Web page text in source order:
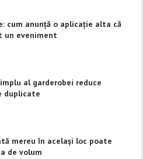
cum anunță o aplicație alta că
un eveniment
al garderobei reduce
duplicate
mereu în același loc poate
de volum